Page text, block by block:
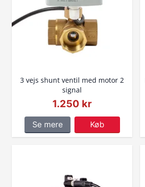
3 vejs shunt ventil med motor 2
signal
1.250 kr
Se mere Køb